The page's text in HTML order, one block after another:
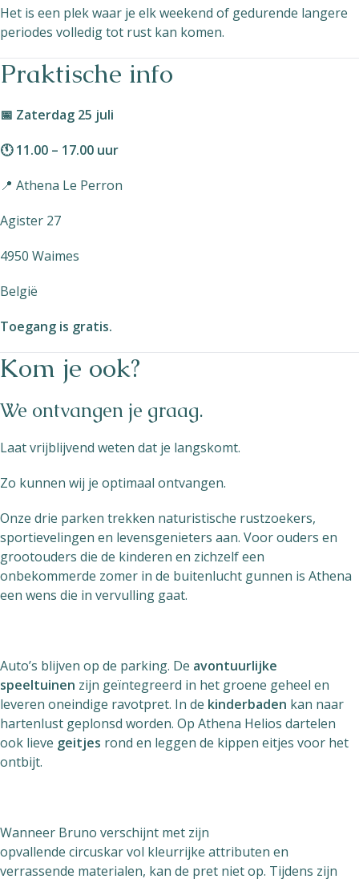
Het is een plek waar je elk weekend of gedurende langere
periodes volledig tot rust kan komen.
Praktische info
📅 Zaterdag 25 juli
🕚 11.00 – 17.00 uur
📍 Athena Le Perron
Agister 27
4950 Waimes
België
Toegang is gratis.
Kom je ook?
We ontvangen je graag.
Laat vrijblijvend weten dat je langskomt.
Zo kunnen wij je optimaal ontvangen.
Onze drie parken trekken naturistische rustzoekers,
sportievelingen en levensgenieters aan. Voor ouders en
grootouders die de kinderen en zichzelf een
onbekommerde zomer in de buitenlucht gunnen is Athena
een wens die in vervulling gaat.
Auto’s blijven op de parking. De avontuurlijke
speeltuinen zijn geïntegreerd in het groene geheel en
leveren oneindige ravotpret. In de kinderbaden kan naar
hartenlust geplonsd worden. Op Athena Helios dartelen
ook lieve geitjes rond en leggen de kippen eitjes voor het
ontbijt.
Wanneer Bruno verschijnt met zijn
opvallende circuskar vol kleurrijke attributen en
verrassende materialen, kan de pret niet op. Tijdens zijn